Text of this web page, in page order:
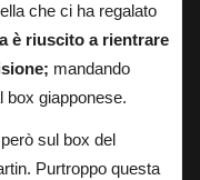
che ci ha regalato
è riuscito a rientrare
mandando
box giapponese.
sul box del
Purtroppo questa